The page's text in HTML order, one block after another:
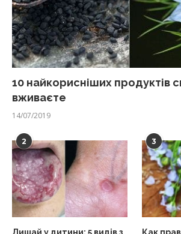
10 найкорисніших продуктів
вживаєте
14/07/2019
2 3